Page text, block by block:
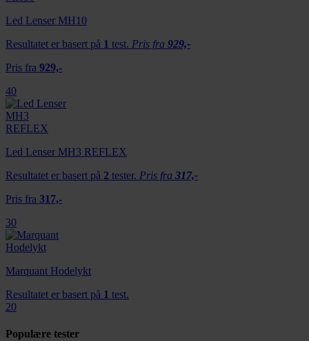
Led Lenser MH10
Resultatet er basert på 1 test. Pris fra 929,-
Pris fra 929,-
40
Led Lenser MH3 REFLEX
Resultatet er basert på 2 tester. Pris fra 317,-
Pris fra 317,-
30
Marquant Hodelykt
Resultatet er basert på 1 test.
20
Populære tester